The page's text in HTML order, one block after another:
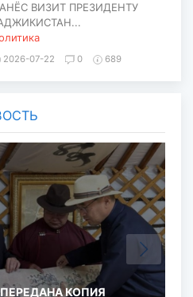
ВИЗИТ ПРЕЗИДЕНТУ
2026-07-22 0 689
КОПИЯ